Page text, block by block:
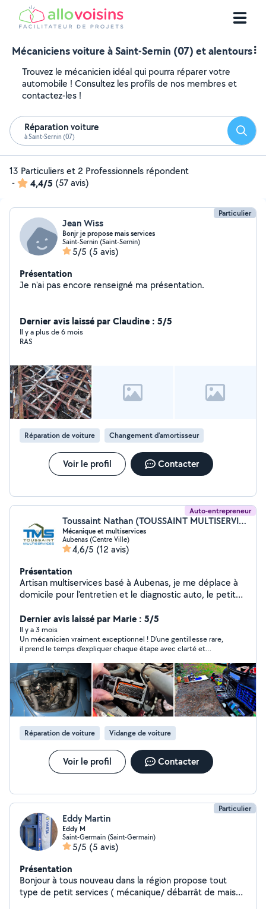
Mécaniciens voiture à Saint-Sernin (07) et alentours
Trouvez le mécanicien idéal qui pourra réparer votre
automobile ! Consultez les profils de nos membres et
contactez-les !
Réparation voiture
à Saint-Sernin (07)
13 Particuliers et 2 Professionnels répondent
-
4,4/5 (57 avis)
Particulier
Jean Wiss
Bonjr je propose mais services
Saint-Sernin (Saint-Sernin)
5/5 (5 avis)
Présentation
Je n'ai pas encore renseigné ma présentation.
Dernier avis laissé par Claudine : 5/5
Il y a plus de 6 mois
RAS
Réparation de voiture Changement d'amortisseur
Voir le profil Contacter
Auto-entrepreneur
Toussaint Nathan (TOUSSAINT MULTISERVICES)
Mécanique et multiservices
Aubenas (Centre Ville)
4,6/5 (12 avis)
Présentation
Artisan multiservices basé à Aubenas, je me déplace à
domicile pour l'entretien et le diagnostic auto, le petit
pour seniors et PMR (barres d'appui, tapis
antidérapants, etc.). CAP mécanicien, habilitation
électrique B1V-B2V et labellisé HANDIBAT, je travaille
avec sérieux, pédagogie et devis clairs dans tout le Sud
Ardèche. TOUSSAINT Multiservices -Un contact, 1000
solutions
Dernier avis laissé par Marie : 5/5
Il y a 3 mois
Un mécanicien vraiment exceptionnel ! D’une gentillesse rare,
il prend le temps d’expliquer chaque étape avec clarté et
confiance grâce à son sérieux et son expertise. Très serviable, il
cherche des solutions adaptées sans pousser à la dépense
inutile. On sent qu’il aime son métier et qu’il se soucie
réellement de ses clients. Travail soigné, rapide et efficace.
C’est rassurant de pouvoir compter sur quelqu’un d’aussi
humain et compétent. Je recommande les yeux fermés !
Réparation de voiture
Vidange de voiture
Voir le profil Contacter
Particulier
Eddy Martin
Eddy M
Saint-Germain (Saint-Germain)
5/5 (5 avis)
Présentation
Bonjour à tous nouveau dans la région propose tout
type de petit services ( mécanique/ débarrât de maison